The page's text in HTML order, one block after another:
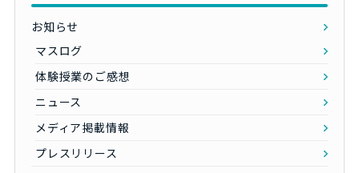
お知らせ
マスログ
体験授業のご感想
ニュース
メディア掲載情報
プレスリリース